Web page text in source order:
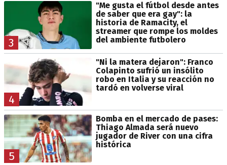
3
"Me gusta el fútbol desde antes
de saber que era gay": la
historia de Ramacity, el
streamer que rompe los moldes
del ambiente futbolero
4
"Ni la matera dejaron": Franco
Colapinto sufrió un insólito
robo en Italia y su reacción no
tardó en volverse viral
5
Bomba en el mercado de pases:
Thiago Almada será nuevo
jugador de River con una cifra
histórica